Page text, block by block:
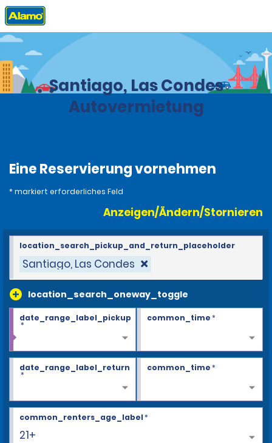
Privat Stationen
Santiago, Las Condes
Autovermietung
Eine Reservierung vornehmen
* markiert erforderliches Feld
Anzeigen/Ändern/Stornieren
Santiago, Las Condes
location_search_oneway_toggle
location_search_pickup_and_return_placeholder
date_range_label_pickup
*
common_time*
date_range_label_return
*
common_time*
21+
common_renters_age_label*